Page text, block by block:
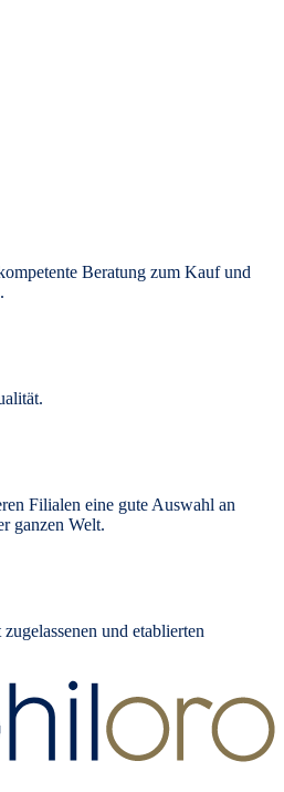
Beratung zum Kauf und
Filialen eine gute Auswahl an
ganzen Welt.
und etablierten